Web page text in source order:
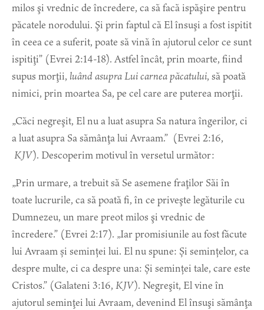
milos şi vrednic de încredere, ca să facă ispăşire pentru
păcatele norodului. Şi prin faptul că El însuşi a fost ispitit
în ceea ce a suferit, poate să vină în ajutorul celor ce sunt
ispitiţi” (Evrei 2:14-18). Astfel încât, prin moarte, fiind
supus morţii, luând asupra Lui carnea păcatului, să poată
nimici, prin moartea Sa, pe cel care are puterea morţii.
„Căci negreşit, El nu a luat asupra Sa natura îngerilor, ci
a luat asupra Sa sămânţa lui Avraam.” (Evrei 2:16,
KJV). Descoperim motivul în versetul următor:
„Prin urmare, a trebuit să Se asemene fraţilor Săi în
toate lucrurile, ca să poată fi, în ce priveşte legăturile cu
Dumnezeu, un mare preot milos şi vrednic de
încredere.” (Evrei 2:17). „Iar promisiunile au fost făcute
lui Avraam și seminței lui. El nu spune: Și semințelor, ca
despre multe, ci ca despre una: Și seminței tale, care este
Cristos.” (Galateni 3:16, KJV). Negreşit, El vine în
ajutorul seminţei lui Avraam, devenind El însuşi sămânţa